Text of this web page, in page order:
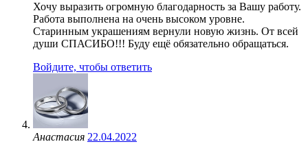
Хочу выразить огромную благодарность за Вашу работу.
Работа выполнена на очень высоком уровне.
Старинным украшениям вернули новую жизнь. От всей
души СПАСИБО!!! Буду ещё обязательно обращаться.
Войдите, чтобы ответить
Анастасия 22.04.2022